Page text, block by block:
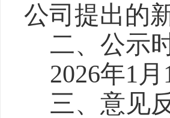
公司提出的
二、公示
2026年1 月
三、意见